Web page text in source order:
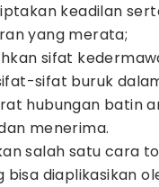
keadilan
yang merata;
sifat
sifat buruk
hubungan batin
menerima.
salah satu cara
bisa diaplikasikan